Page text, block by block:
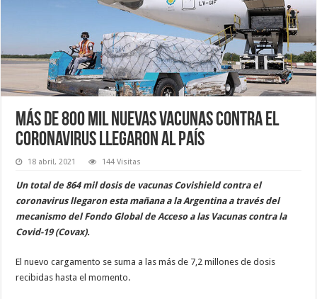
Más de 800 mil nuevas vacunas contra el
coronavirus llegaron al país
18 abril, 2021 144 Visitas
Un total de 864 mil dosis de vacunas Covishield contra el
coronavirus llegaron esta mañana a la Argentina a través del
mecanismo del Fondo Global de Acceso a las Vacunas contra la
Covid-19 (Covax).
El nuevo cargamento se suma a las más de 7,2 millones de dosis
recibidas hasta el momento.